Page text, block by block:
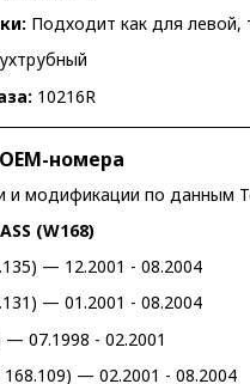
Подходит как для левой,
10216R
номера
и модификации по данным
(W168)
— 12.2001 - 08.2004
— 01.2001 - 08.2004
— 07.1998 - 02.2001
168.109) — 02.2001 - 08.2004